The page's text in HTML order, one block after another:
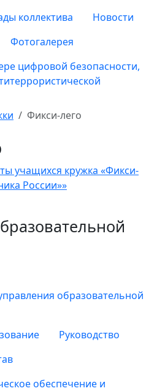
коллектива
Новости
Фотогалерея
цифровой безопасности,
Фикси-лего
учащихся кружка «Фикси-
России»»
образовательной
Руководство
обеспечение и